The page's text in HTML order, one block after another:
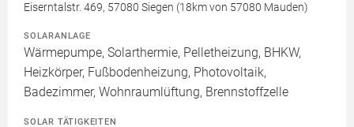
Eiserntalstr. 469, 57080 Siegen (18km von 57080 Mauden)
SOLARANLAGE
Wärmepumpe, Solarthermie, Pelletheizung, BHKW,
Heizkörper, Fußbodenheizung, Photovoltaik,
Badezimmer, Wohnraumlüftung, Brennstoffzelle
SOLAR TÄTIGKEITEN